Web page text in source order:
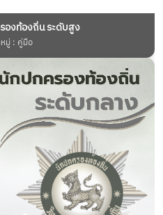
งท้องถิ่น ระดับสูง
มู่ : คู่มือ